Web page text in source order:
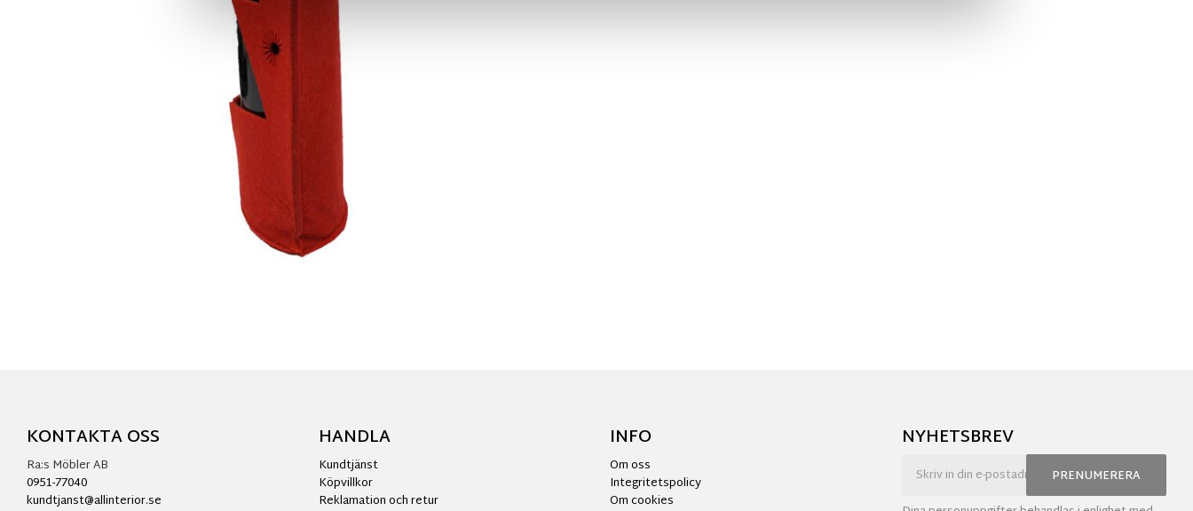
KONTAKTA OSS
Ra:s Möbler AB
0951-77040
kundtjanst@allinterior.se
HANDLA
Kundtjänst
Köpvillkor
Reklamation och retur
INFO
Om oss
Integritetspolicy
Om cookies
NYHETSBREV
PRENUMERERA